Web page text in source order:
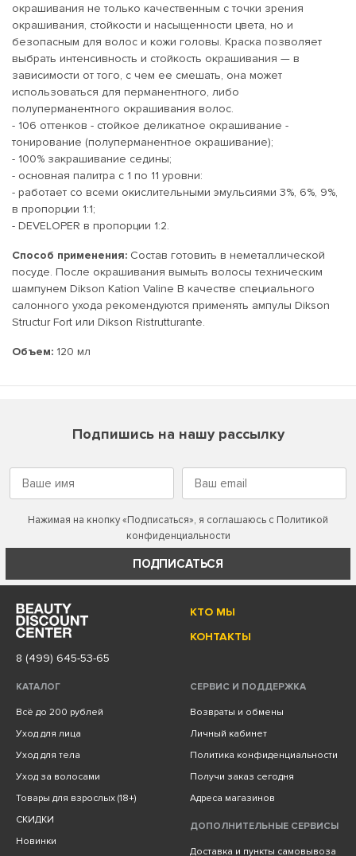
окрашивания не только качественным с точки зрения
окрашивания, стойкости и насыщенности цвета, но и
безопасным для волос и кожи головы. Краска позволяет
выбрать интенсивность и стойкость окрашивания — в
зависимости от того, с чем ее смешать, она может
использоваться для перманентного, либо
полуперманентного окрашивания волос.
- 106 оттенков - стойкое деликатное окрашивание -
тонирование (полуперманентное окрашивание);
- 100% закрашивание седины;
- основная палитра с 1 по 11 уровни:
- работает со всеми окислительными эмульсиями 3%, 6%, 9%,
в пропорции 1:1;
- DEVELOPER в пропорции 1:2.
Способ применения: Состав готовить в неметаллической
посуде. После окрашивания вымыть волосы техническим
шампунем Dikson Kation Valine В качестве специального
салонного ухода рекомендуются применять ампулы Dikson
Structur Fort или Dikson Ristrutturante.
Объем: 120 мл
Подпишись на нашу рассылку
Нажимая на кнопку «Подписаться», я соглашаюсь с Политикой
конфиденциальности
ПОДПИСАТЬСЯ
КТО МЫ
КОНТАКТЫ
8 (499) 645-53-65
КАТАЛОГ
Всё до 200 рублей
Уход для лица
Уход для тела
Уход за волосами
Товары для взрослых (18+)
СКИДКИ
Новинки
СЕРВИС И ПОДДЕРЖКА
Возвраты и обмены
Личный кабинет
Политика конфиденциальности
Получи заказ сегодня
Адреса магазинов
ДОПОЛНИТЕЛЬНЫЕ СЕРВИСЫ
Доставка и пункты самовывоза